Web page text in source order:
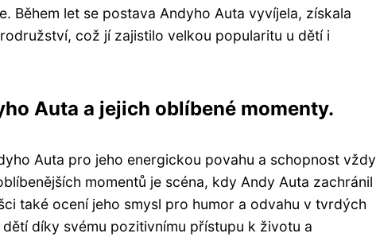
Během let se postava Andyho Auta vyvíjela, získala
což jí zajistilo velkou popularitu u dětí i
Auta a jejich oblíbené momenty.
Auta pro jeho energickou povahu a schopnost vždy
momentů je scéna, kdy Andy Auta zachránil
také ocení jeho smysl pro humor a odvahu v tvrdých
díky svému pozitivnímu přístupu k životu a